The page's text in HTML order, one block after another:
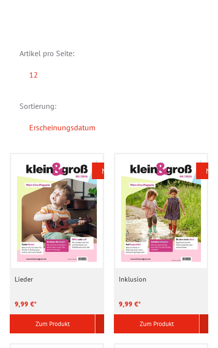
Artikel pro Seite:
12
Sortierung:
Erscheinungsdatum
Neu
Lieder
9,99 €*
Zum Produkt
Inklusion
9,99 €*
Zum Produkt